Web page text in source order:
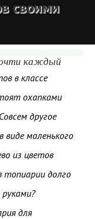
своими
каждый
в классе
охапками
другое
маленького
из цветов
топиарии долго
для